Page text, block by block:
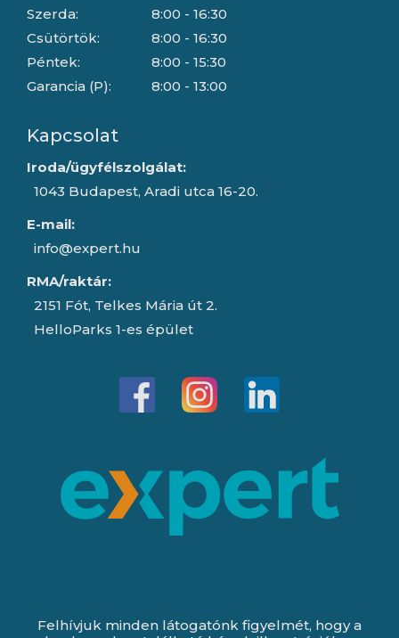
Szerda:
Csütörtök:
Péntek:
Garancia (P):
8:00 - 16:30
8:00 - 16:30
8:00 - 15:30
8:00 - 13:00
Kapcsolat
Iroda/ügyfélszolgálat:
1043 Budapest, Aradi utca 16-20.
E-mail:
info@expert.hu
RMA/raktár:
2151 Fót, Telkes Mária út 2.
HelloParks 1-es épület
Felhívjuk minden látogatónk figyelmét, hogy a